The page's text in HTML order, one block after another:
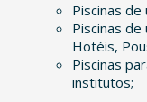
Piscinas
Piscinas de
Hotéis,
Piscinas
institutos;